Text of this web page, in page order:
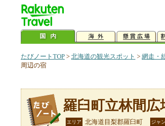
たびノートTOP > 北海道の観光スポット > 網走・
周辺の宿
羅臼町立林間
エリア 北海道目梨郡羅臼町 ジャ